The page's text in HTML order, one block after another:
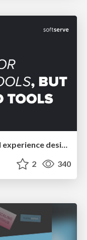
Ethics towards AI in product and experience design
2 340